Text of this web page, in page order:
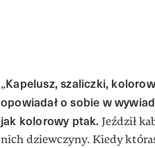
„Kapelusz, szaliczki,
opowiadał o sobie w
jak kolorowy ptak. Jeździł
nich dziewczyny. Kiedy